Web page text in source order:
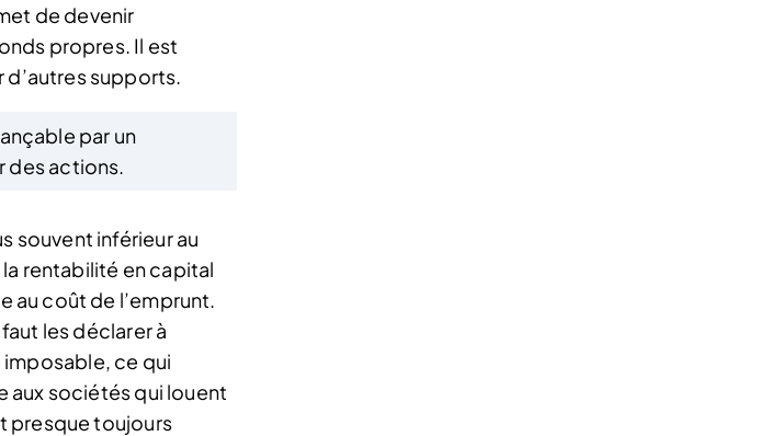
de devenir
propres. Il est
supports.
par un
des actions.
souvent inférieur au
rentabilité en capital
au coût de l’emprunt.
les déclarer à
imposable, ce qui
sociétés qui louent
presque toujours